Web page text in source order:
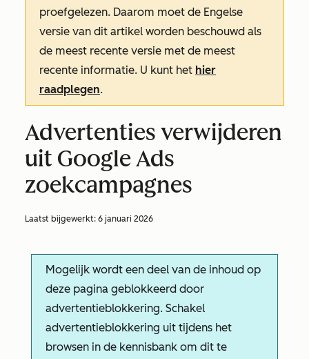
proefgelezen. Daarom moet de Engelse
versie van dit artikel worden beschouwd als
de meest recente versie met de meest
recente informatie. U kunt het hier
raadplegen.
Advertenties verwijderen
uit Google Ads
zoekcampagnes
Laatst bijgewerkt: 6 januari 2026
Mogelijk wordt een deel van de inhoud op
deze pagina geblokkeerd door
advertentieblokkering. Schakel
advertentieblokkering uit tijdens het
browsen in de kennisbank om dit te